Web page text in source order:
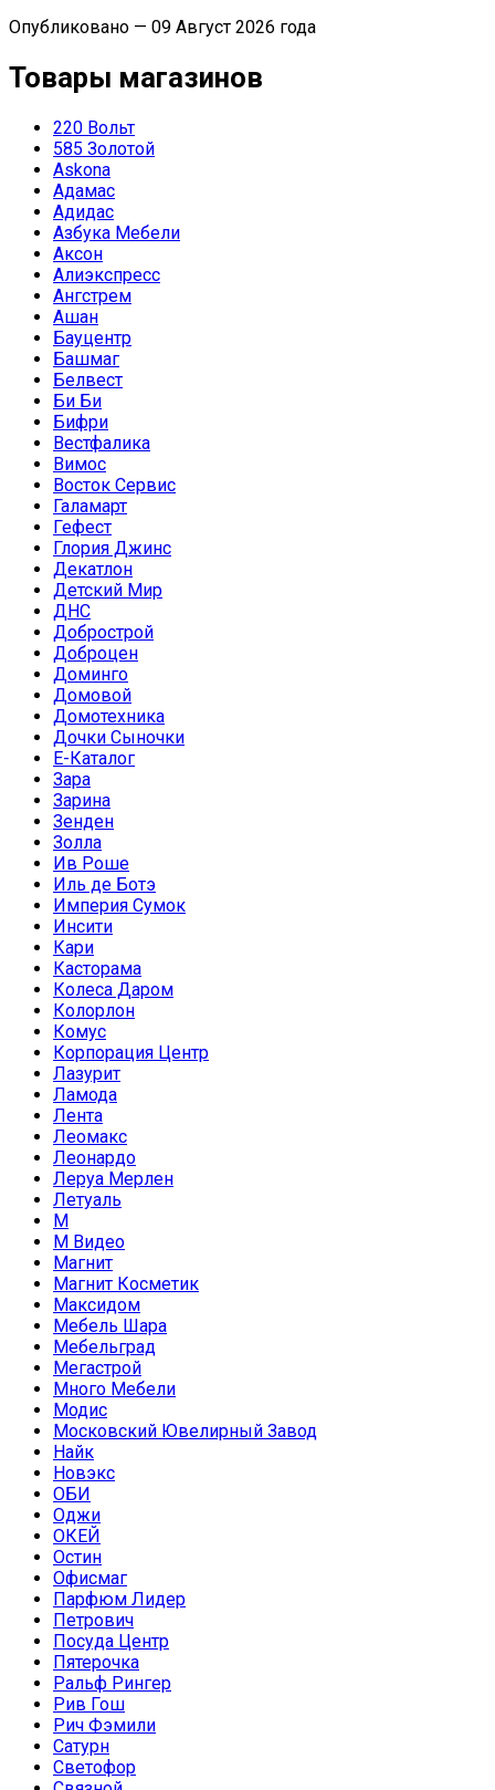
Опубликовано — 09 Август 2026 года
Товары магазинов
220 Вольт
585 Золотой
Askona
Адамас
Адидас
Азбука Мебели
Аксон
Алиэкспресс
Ангстрем
Ашан
Бауцентр
Башмаг
Белвест
Би Би
Бифри
Вестфалика
Вимос
Восток Сервис
Галамарт
Гефест
Глория Джинс
Декатлон
Детский Мир
ДНС
Добрострой
Доброцен
Доминго
Домовой
Домотехника
Дочки Сыночки
Е-Каталог
Зара
Зарина
Зенден
Золла
Ив Роше
Иль де Ботэ
Империя Сумок
Инсити
Кари
Касторама
Колеса Даром
Колорлон
Комус
Корпорация Центр
Лазурит
Ламода
Лента
Леомакс
Леонардо
Леруа Мерлен
Летуаль
М
М Видео
Магнит
Магнит Косметик
Максидом
Мебель Шара
Мебельград
Мегастрой
Много Мебели
Модис
Московский Ювелирный Завод
Найк
Новэкс
ОБИ
Оджи
ОКЕЙ
Остин
Офисмаг
Парфюм Лидер
Петрович
Посуда Центр
Пятерочка
Ральф Рингер
Рив Гош
Рич Фэмили
Сатурн
Светофор